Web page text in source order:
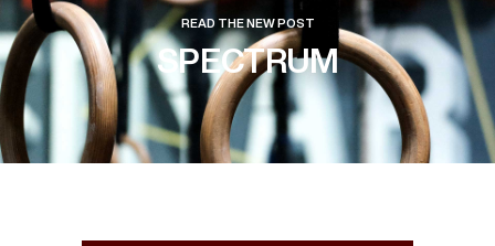
READ THE NEW POST
SPECTRUM